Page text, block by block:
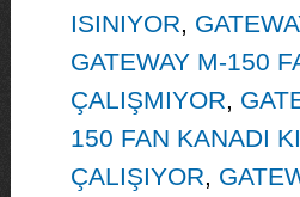
ISINIYOR,
GATEWAY M-150
ÇALIŞMIYOR,
150 FAN KANADI
ÇALIŞIYOR,